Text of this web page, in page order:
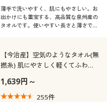
薄手で洗いやすく、肌にもやさしい。お
出かけにも重宝する、高品質な泉州産の
タオルです。使いやすい長さと薄さで、
【今治産】空気のようなタオル(無
撚糸) 肌にやさしく軽くてふわふ
1,639円～
255件